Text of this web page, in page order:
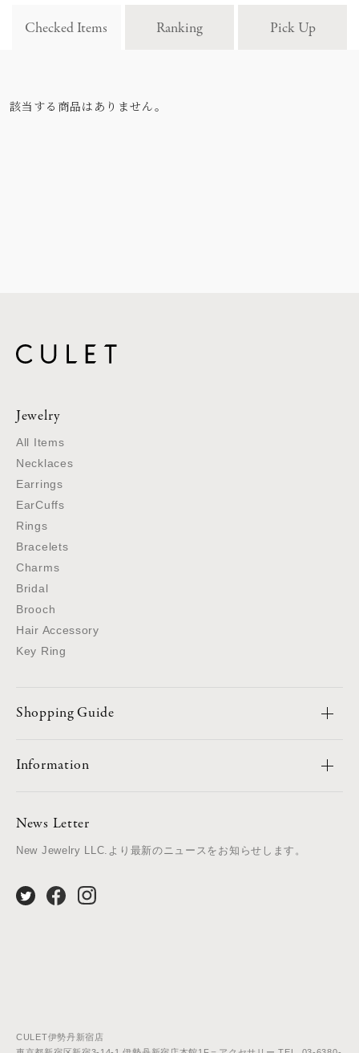
Checked Items Ranking Pick Up
該当する商品はありません。
Jewelry
All Items
Necklaces
Earrings
EarCuffs
Rings
Bracelets
Charms
Bridal
Brooch
Hair Accessory
Key Ring
Shopping Guide
Information
News Letter
New Jewelry LLC.より最新のニュースをお知らせします。
CULET伊勢丹新宿店